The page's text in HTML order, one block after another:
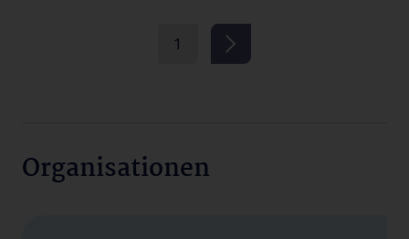
1
Organisationen